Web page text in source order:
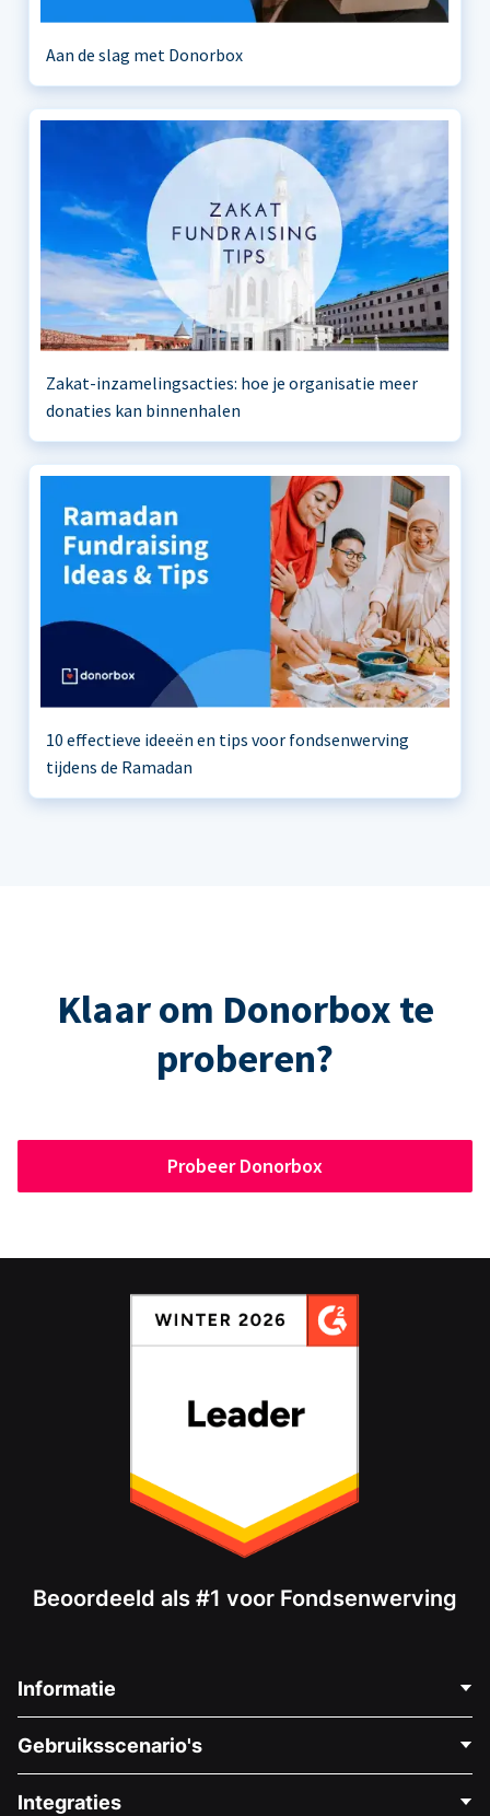
Aan de slag met Donorbox
Zakat-inzamelingsacties: hoe je organisatie meer
donaties kan binnenhalen
10 effectieve ideeën en tips voor fondsenwerving
tijdens de Ramadan
Klaar om Donorbox te
proberen?
Probeer Donorbox
Beoordeeld als #1 voor Fondsenwerving
Informatie
Over Ons
Gebruiksscenario's
Integraties